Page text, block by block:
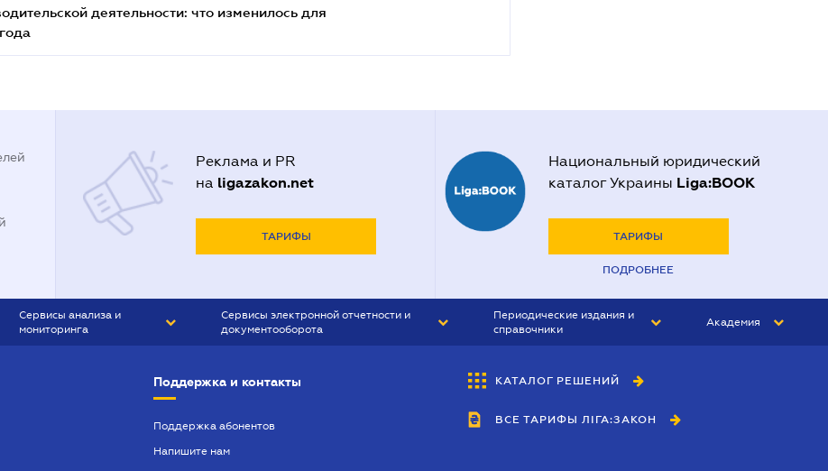
деятельности: что изменилось для
Реклама и PR
на ligazakon.net
ТАРИФЫ
Национальный юридический
каталог Украины Liga:BOOK
ТАРИФЫ
ПОДРОБНЕЕ
Сервисы анализа и
мониторинга
Сервисы электронной отчетности и
документооборота
Периодические издания и
справочники
БУХГАЛТЕР&ЗАКОН
ВЕСТНИК МСФО
Академия
Поддержка и контакты
Поддержка абонентов
Напишите нам
КАТАЛОГ РЕШЕНИЙ
ВСЕ ТАРИФЫ ЛІГА:ЗАКОН